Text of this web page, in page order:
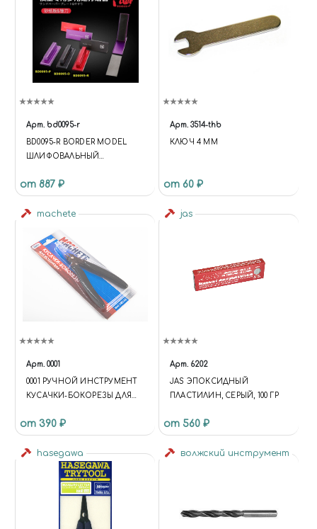
Арт. bd0095-r
BD0095-R BORDER MODEL
ШЛИФОВАЛЬНЫЙ
КРАСНЫЙ МЕЛКОЙ
ЗЕРНИСТОСТИ
от 887 ₽
Арт. 3514-thb
КЛЮЧ 4 ММ
от 60 ₽
machete
Арт. 0001
0001 РУЧНОЙ ИНСТРУМЕНТ
КУСАЧКИ-БОКОРЕЗЫ ДЛЯ
от 390 ₽
jas
Арт. 6202
JAS ЭПОКСИДНЫЙ
ПЛАСТИЛИН, СЕРЫЙ, 100 ГР
от 560 ₽
hasegawa волжский инструмент